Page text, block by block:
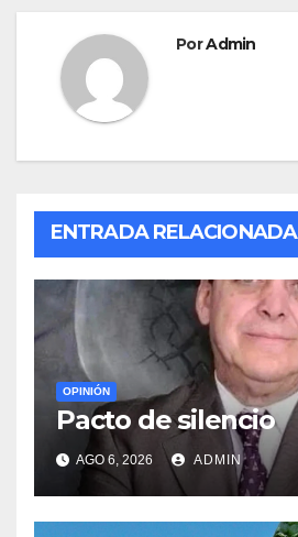
PorAdmin
ENTRADA RELACIONADA
OPINIÓN
Pacto de silencio
AGO 6, 2026 ADMIN